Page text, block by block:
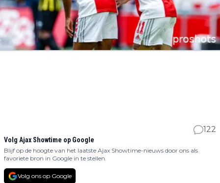
122
Volg Ajax Showtime op Google
Blijf op de hoogte van het laatste Ajax Showtime-nieuws door ons als
favoriete bron in Google in te stellen.
Volg ons op Google